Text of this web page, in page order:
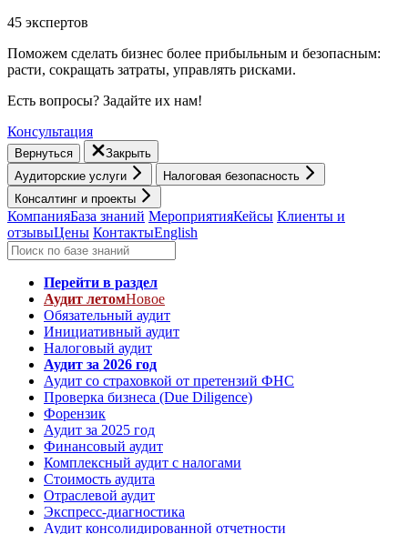
45 экспертов
Поможем сделать бизнес более прибыльным и безопасным:
расти, cокращать затраты, управлять рисками.
Есть вопросы? Задайте их нам!
Консультация
Вернуться
Закрыть
Аудиторские услуги
Налоговая безопасность
Консалтинг и проекты
КомпанияБаза знаний МероприятияКейсы Клиенты и
отзывыЦены КонтактыEnglish
Перейти в раздел
Аудит летомНовое
Обязательный аудит
Инициативный аудит
Налоговый аудит
Аудит за 2026 год
Аудит со страховкой от претензий ФНС
Проверка бизнеса (Due Diligence)
Форензик
Аудит за 2025 год
Финансовый аудит
Комплексный аудит с налогами
Стоимость аудита
Отраслевой аудит
Экспресс-диагностика
Аудит консолидированной отчетности